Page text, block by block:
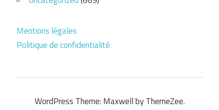
Mentions légales
Politique de confidentialité
WordPress Theme: Maxwell by ThemeZee.